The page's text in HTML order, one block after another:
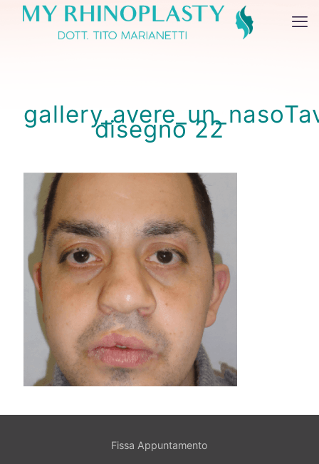
disegno 22
Fissa Appuntamento